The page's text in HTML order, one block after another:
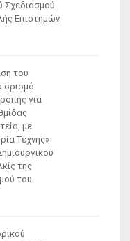
Σχεδιασμού
Επιστημών
του
ορισμό
για
με
Τέχνης»
της
του